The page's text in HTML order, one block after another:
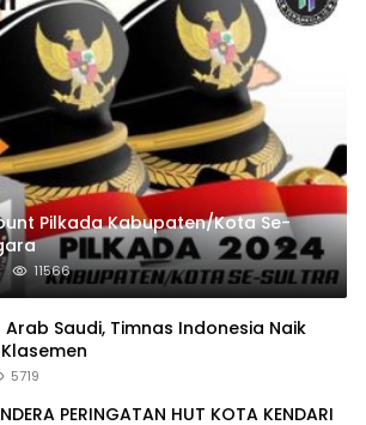
Pilkada Kabupaten/Kota Se-
11566
Saudi, Timnas Indonesia Naik
5719
PERINGATAN HUT KOTA KENDARI